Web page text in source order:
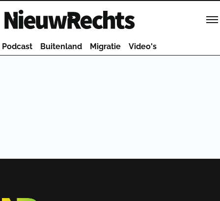
Homepage van NieuwRechts
Podcast Buitenland Migratie Video's